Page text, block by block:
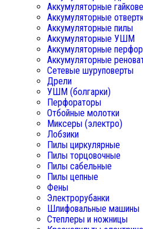
Аккумуляторные
Аккумуляторные
Аккумуляторные пилы
Аккумуляторные УШМ
Аккумуляторные
Аккумуляторные
Сетевые шуруповерты
Дрели
УШМ (болгарки)
Перфораторы
Отбойные молотки
Миксеры (электро)
Лобзики
Пилы циркулярные
Пилы торцовочные
Пилы сабельные
Пилы цепные
Фены
Электрорубанки
Шлифовальные машины
Степлеры и ножницы